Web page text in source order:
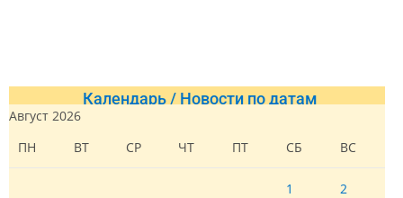
Календарь / Новости по датам
Август 2026
ПН
ВТ СР ЧТ ПТ СБ ВС
1 2